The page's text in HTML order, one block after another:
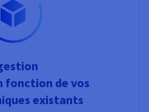
fonction de vos
existants